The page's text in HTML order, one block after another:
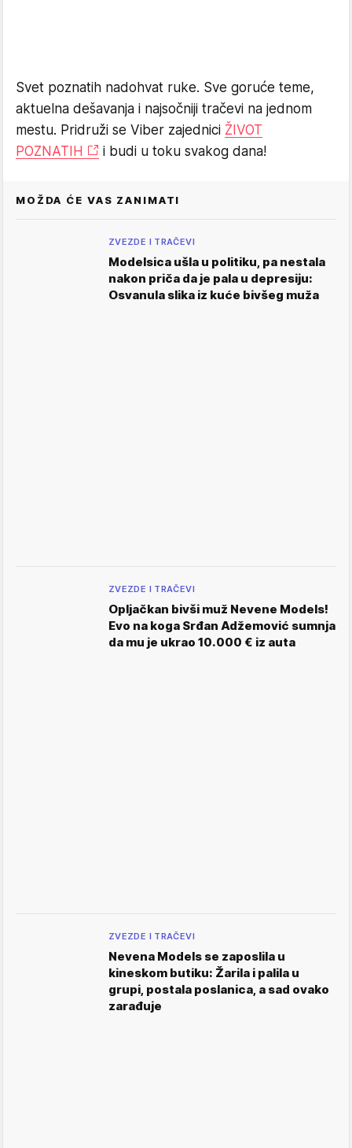
Svet poznatih nadohvat ruke. Sve goruće teme,
aktuelna dešavanja i najsočniji tračevi na jednom
mestu. Pridruži se Viber zajednici ŽIVOT
POZNATIH
i budi u toku svakog dana!
MOŽDA ĆE VAS ZANIMATI
ZVEZDE I TRAČEVI
Modelsica ušla u politiku, pa nestala
nakon priča da je pala u depresiju:
Osvanula slika iz kuće bivšeg muža
ZVEZDE I TRAČEVI
Opljačkan bivši muž Nevene Models!
Evo na koga Srđan Adžemović sumnja
da mu je ukrao 10.000 € iz auta
ZVEZDE I TRAČEVI
Nevena Models se zaposlila u
kineskom butiku: Žarila i palila u
grupi, postala poslanica, a sad ovako
zarađuje